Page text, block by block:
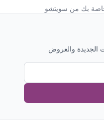
بك من سويتشو
الجديدة والعروض